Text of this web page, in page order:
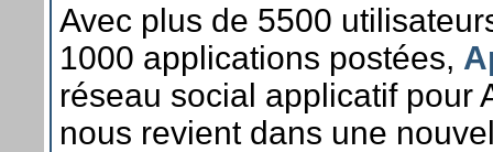
Avec plus de 5500
1000 applications postées,
réseau social applicatif pour
nous revient dans une